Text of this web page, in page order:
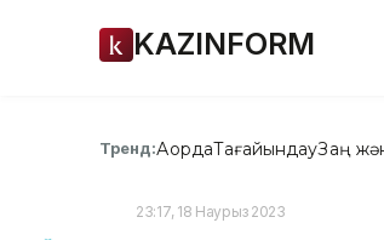
KAZINFORM
Тренд:АқордаТағайындауЗаң
23:17, 18 Наурыз 2023